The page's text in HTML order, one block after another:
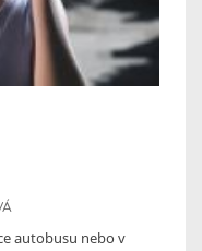
autobusu nebo v